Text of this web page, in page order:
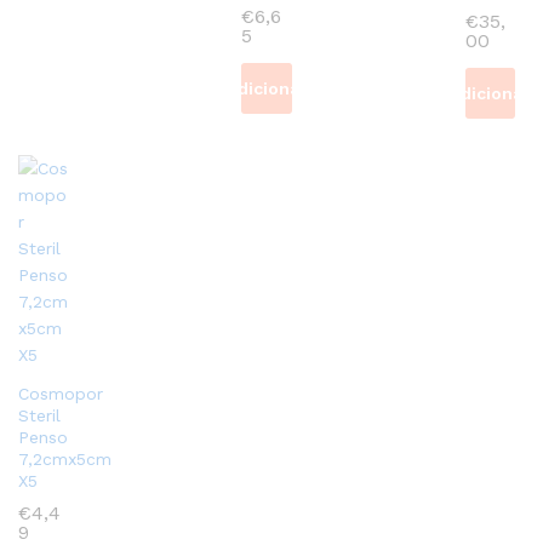
€6,6
5
Adicionar
€35,
00
Adicionar
Cosmopor
Steril
Penso
7,2cmx5cm
X5
€4,4
9